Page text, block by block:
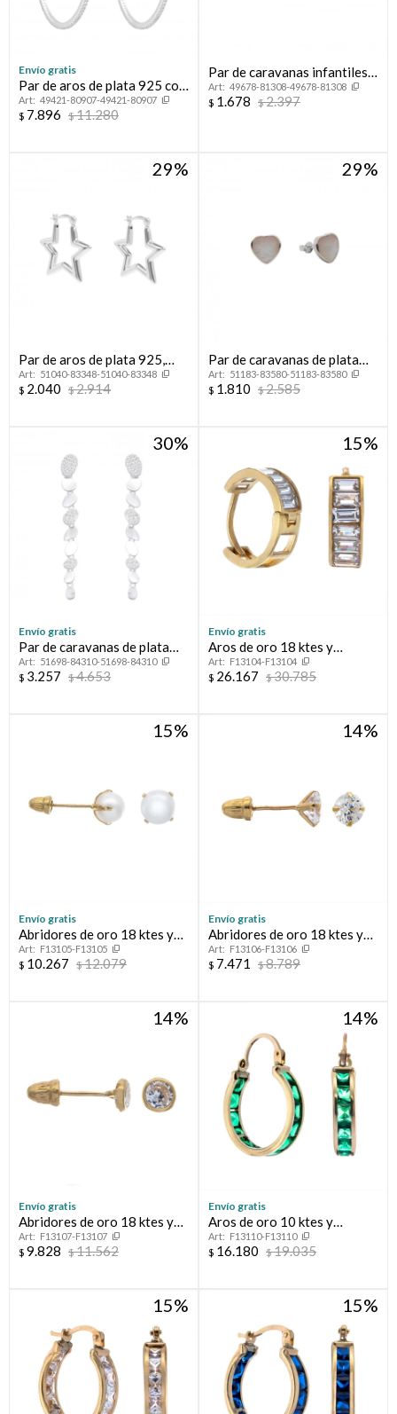
Envío gratis
Par de aros de plata 925 con
circonias.
49421-80907-49421-80907
$ 7.896 $11.280
Par de caravanas infantiles
de plata 925, UNICORNIO.
49678-81308-49678-81308
$ 1.678 $2.397
29
Par de aros de plata 925,
ESTRELLA.
51040-83348-51040-83348
$ 2.040 $2.914
29
Par de caravanas de plata
925 con nácar, CORAZON.
51183-83580-51183-83580
$ 1.810 $2.585
30
Envío gratis
Par de caravanas de plata
925 con circonias.
51698-84310-51698-84310
$ 3.257 $4.653
15
Envío gratis
Aros de oro 18 ktes y
circonias
F13104-F13104
$ 26.167 $30.785
15
Envío gratis
Abridores de oro 18 ktes y
perla de cultivo
F13105-F13105
$ 10.267 $12.079
14
Envío gratis
Abridores de oro 18 ktes y
circoniaF13106-F13106
$ 7.471 $8.789
14
Envío gratis
Abridores de oro 18 ktes y
circoniaF13107-F13107
$ 9.828 $11.562
14
Envío gratis
Aros de oro 10 ktes y
circonias
F13110-F13110
$ 16.180 $19.035
15 15